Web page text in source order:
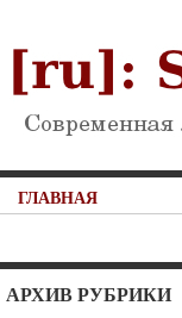
ГЛАВНАЯ
АРХИВ РУБРИКИ